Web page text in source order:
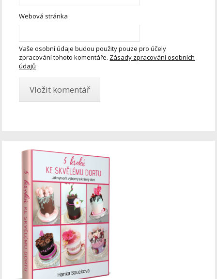
Webová stránka
Vaše osobní údaje budou použity pouze pro účely
zpracování tohoto komentáře. Zásady zpracování osobních
údajů